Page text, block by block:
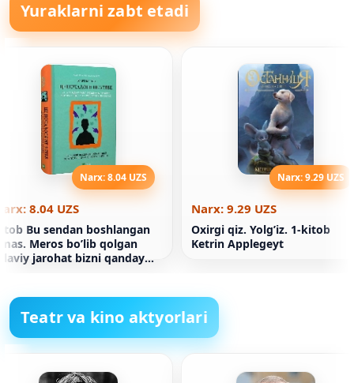
Yuraklarni zabt etadi
Narx: 8.04 UZS
8.04 UZS
Bu sendan boshlangan
Meros bo’lib qolgan
jarohat bizni qanday
Narx: 9.29 UZS
Narx: 9.29 UZS
Oxirgi qiz. Yolg’iz. 1-kitob
Ketrin Applegeyt
Teatr va kino aktyorlari